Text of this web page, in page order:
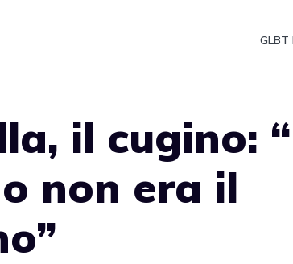
GLBT
il cugino:
non era il